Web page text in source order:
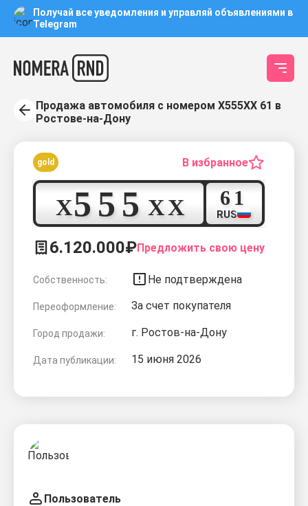
Получай все уведомления и управляй объявлениями в
Telegram
Продажа автомобиля с номером Х555ХХ 61 в
Ростове-на-Дону
gold В избранное
Х5
5
5
Х
Х 61
RUS
6.120.000₽Предложить свою цену
Собственность: Не подтверждена
Переоформление: За счет покупателя
Город продажи: г. Ростов-на-Дону
Дата публикации: 15 июня 2026
Пользователь